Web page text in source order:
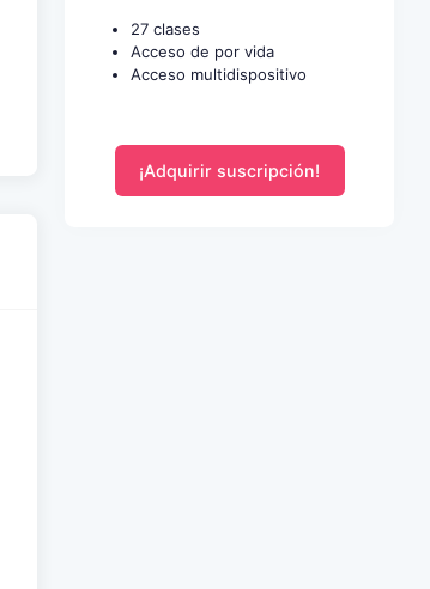
27 clases
Acceso de por vida
Acceso multidispositivo
¡Adquirir suscripción!